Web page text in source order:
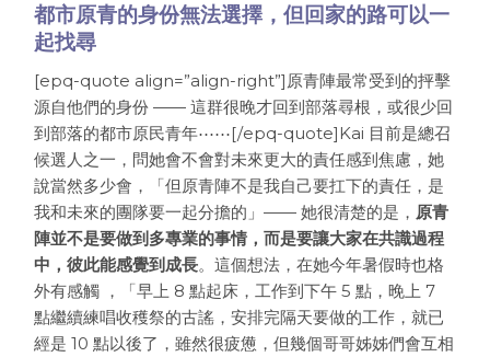
都市原青的身份無法選擇，但回家的路可以一
起找尋
[epq-quote align=”align-right”]原青陣最常受到的抨擊
源自他們的身份 —— 這群很晚才回到部落尋根，或很少回
到部落的都市原民青年⋯⋯[/epq-quote]Kai 目前是總召
候選人之一，問她會不會對未來更大的責任感到焦慮，她
說當然多少會，「但原青陣不是我自己要扛下的責任，是
我和未來的團隊要一起分擔的」—— 她很清楚的是， 原青
陣並不是要做到多專業的事情，而是要讓大家在共識過程
中，彼此能感覺到成長。這個想法，在她今年暑假時也格
外有感觸 ，「早上 8 點起床，工作到下午 5 點，晚上 7
點繼續練唱收穫祭的古謠，安排完隔天要做的工作，就已
經是 10 點以後了，雖然很疲憊，但幾個哥哥姊姊們會互相